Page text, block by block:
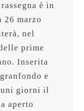
è in
26 marzo
nel
prime
Inserita
e
giorni il
aperto